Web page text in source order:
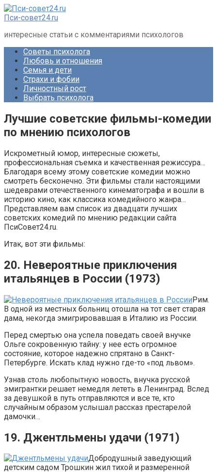
Перейти
к
Пси-совет24.ru
интересные статьи с комментариями психологов
Советы психолога
Любовь и отношения
Семья и дети
Страхи и фобии
Личностный рост
Выбрать психолога
Лучшие советские фильмы-комедии
по мнению психологов
Искрометный юмор, интересные сюжеты,
профессиональная съемка и качественная режиссура…
Благодаря всему этому советские комедии можно
смотреть бесконечно. Эти фильмы стали настоящими
шедеврами отечественного кинематографа и вошли в
историю кино, как классика комедийного жанра…
Представляем вам список из двадцати лучших
советских комедий по мнению редакции сайта
ПсиСовет24.ru.
Итак, вот эти фильмы:
20. Невероятные приключения
итальянцев в России (1973)
Рим.
В одной из местных больниц отошла на тот свет старая
дама, некогда эмигрировавшая в Италию из России.
Перед смертью она успела поведать своей внучке
Ольге сокровенную тайну: у нее есть огромное
состояние, которое надежно спрятано в Санкт-
Петербурге. Искать клад нужно где-то «под львом».
Узнав столь любопытную новость, внучка русской
эмигрантки решает немедля лететь в Ленинград. Вслед
за девушкой в путь отправляются и все те, кто
случайным образом услышал рассказ престарелой
дамочки…
19. Джентльмены удачи (1971)
Добродушный заведующий
детским садом Трошкин жил тихой и размеренной